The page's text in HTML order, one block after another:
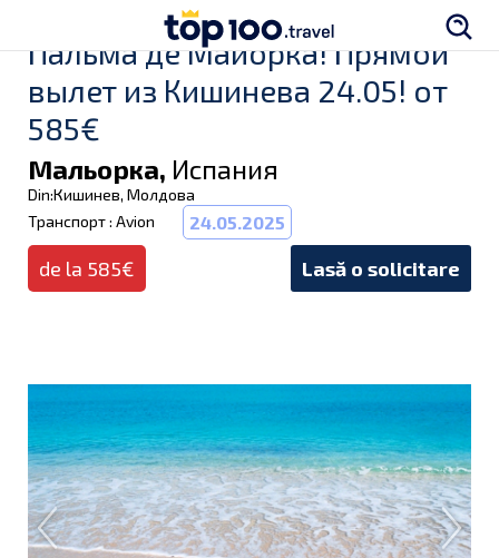
Пальма де Майорка! Прямой
вылет из Кишинева 24.05! от
585€
Мальорка, Испания
Din:Кишинев, Молдова
Транспорт : Avion
24.05.2025
de la 585€ Lasă o solicitare